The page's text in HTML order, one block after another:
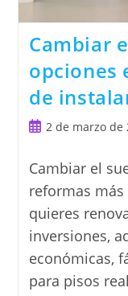
Cambiar
opciones
de
Publicación
la
entrada:
2 de marzo de
Cambiar el
reformas más
quieres
inversiones,
económicas,
para pisos